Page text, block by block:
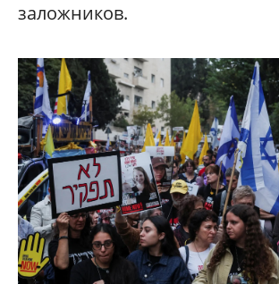
заложников.